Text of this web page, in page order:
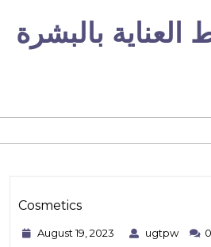
content
بالبشرة
Cosmetics
Category
August 19, 2023
Augustugtpw ugtpw